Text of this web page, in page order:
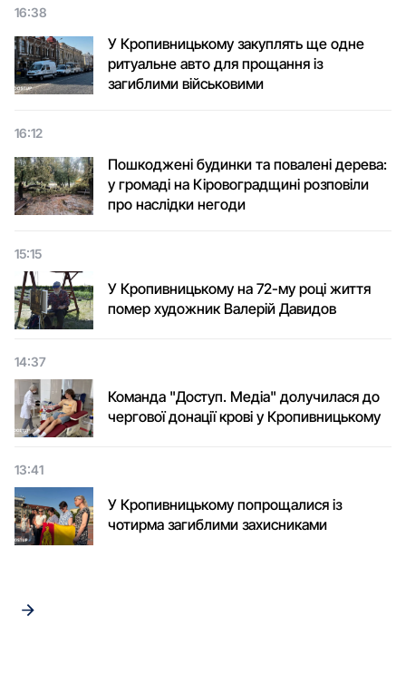
16:38
У Кропивницькому закуплять ще одне
ритуальне авто для прощання із
загиблими військовими
16:12
Пошкоджені будинки та повалені дерева:
у громаді на Кіровоградщині розповіли
про наслідки негоди
15:15
У Кропивницькому на 72-му році життя
помер художник Валерій Давидов
14:37
Команда "Доступ. Медіа" долучилася до
чергової донації крові у Кропивницькому
13:41
У Кропивницькому попрощалися із
чотирма загиблими захисниками